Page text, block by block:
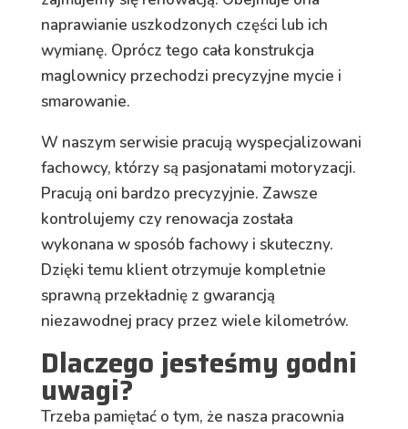
naprawianie uszkodzonych części lub ich
wymianę. Oprócz tego cała konstrukcja
maglownicy przechodzi precyzyjne mycie i
smarowanie.
W naszym serwisie pracują wyspecjalizowani
fachowcy, którzy są pasjonatami motoryzacji.
Pracują oni bardzo precyzyjnie. Zawsze
kontrolujemy czy renowacja została
wykonana w sposób fachowy i skuteczny.
Dzięki temu klient otrzymuje kompletnie
sprawną przekładnię z gwarancją
niezawodnej pracy przez wiele kilometrów.
Dlaczego jesteśmy godni
uwagi?
Trzeba pamiętać o tym, że nasza pracownia